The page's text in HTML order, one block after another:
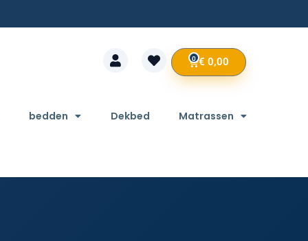
€ 0,00
0
bedden Dekbed Matrassen